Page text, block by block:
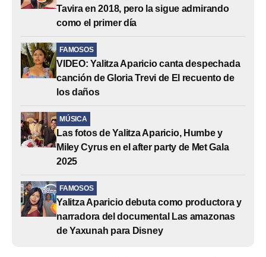
Tavira en 2018, pero la sigue admirando
como el primer día
FAMOSOS
VIDEO: Yalitza Aparicio canta despechada
canción de Gloria Trevi de El recuento de
los daños
MÚSICA
Las fotos de Yalitza Aparicio, Humbe y
Miley Cyrus en el after party de Met Gala
2025
FAMOSOS
Yalitza Aparicio debuta como productora y
narradora del documental Las amazonas
de Yaxunah para Disney